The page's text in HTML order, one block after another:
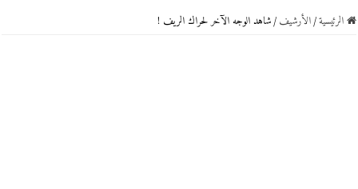
الرئيسية / اﻷرشيف / شاهد الوجه الآخر لحراك الريف !